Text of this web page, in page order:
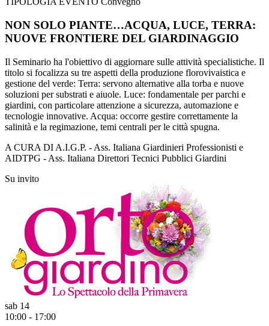
NON SOLO PIANTE…ACQUA, LUCE, TERRA:
NUOVE FRONTIERE DEL GIARDINAGGIO
Il Seminario ha l'obiettivo di aggiornare sulle attività specialistiche. Il
titolo si focalizza su tre aspetti della produzione florovivaistica e
gestione del verde: Terra: servono alternative alla torba e nuove
soluzioni per substrati e aiuole. Luce: fondamentale per parchi e
giardini, con particolare attenzione a sicurezza, automazione e
tecnologie innovative. Acqua: occorre gestire correttamente la
salinità e la regimazione, temi centrali per le città spugna.
A CURA DI A.I.G.P. - Ass. Italiana Giardinieri Professionisti e
AIDTPG - Ass. Italiana Direttori Tecnici Pubblici Giardini
Su invito
sab 14
10:00 - 17:00